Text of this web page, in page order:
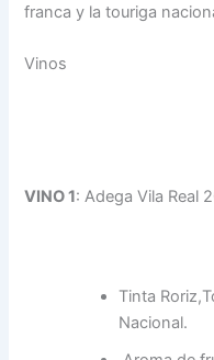
franca y la touriga
Vinos
VINO 1: Adega Vila Real
Tinta
Nacional.​